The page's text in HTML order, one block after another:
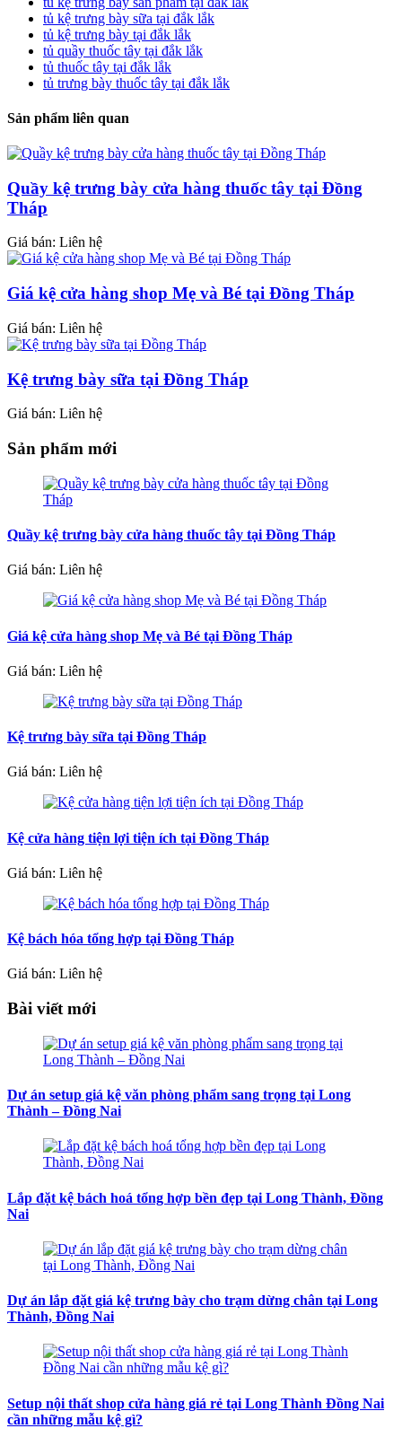
tủ kệ trưng bày sữa tại đắk lắk
tủ kệ trưng bày tại đắk lắk
tủ quầy thuốc tây tại đắk lắk
tủ thuốc tây tại đắk lắk
tủ trưng bày thuốc tây tại đắk lắk
Sản phẩm liên quan
Quầy kệ trưng bày cửa hàng thuốc tây tại Đồng
Tháp
Giá bán: Liên hệ
Giá kệ cửa hàng shop Mẹ và Bé tại Đồng Tháp
Giá bán: Liên hệ
Kệ trưng bày sữa tại Đồng Tháp
Giá bán: Liên hệ
Sản phẩm mới
Quầy kệ trưng bày cửa hàng thuốc tây tại Đồng Tháp
Giá bán: Liên hệ
Giá kệ cửa hàng shop Mẹ và Bé tại Đồng Tháp
Giá bán: Liên hệ
Kệ trưng bày sữa tại Đồng Tháp
Giá bán: Liên hệ
Kệ cửa hàng tiện lợi tiện ích tại Đồng Tháp
Giá bán: Liên hệ
Kệ bách hóa tổng hợp tại Đồng Tháp
Giá bán: Liên hệ
Bài viết mới
Dự án setup giá kệ văn phòng phẩm sang trọng tại Long
Thành – Đồng Nai
Lắp đặt kệ bách hoá tổng hợp bền đẹp tại Long Thành, Đồng
Nai
Dự án lắp đặt giá kệ trưng bày cho trạm dừng chân tại Long
Thành, Đồng Nai
Setup nội thất shop cửa hàng giá rẻ tại Long Thành Đồng Nai
cần những mẫu kệ gì?